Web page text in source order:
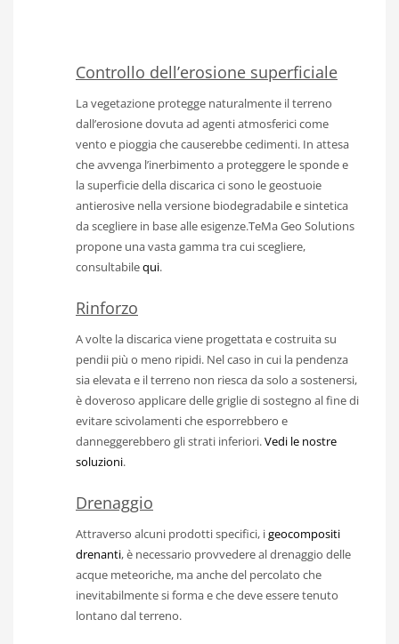
Controllo dell’erosione superficiale
La vegetazione protegge naturalmente il terreno
dall’erosione dovuta ad agenti atmosferici come
vento e pioggia che causerebbe cedimenti. In attesa
che avvenga l’inerbimento a proteggere le sponde e
la superficie della discarica ci sono le geostuoie
antierosive nella versione biodegradabile e sintetica
da scegliere in base alle esigenze.TeMa Geo Solutions
propone una vasta gamma tra cui scegliere,
consultabilequi.
Rinforzo
A volte la discarica viene progettata e costruita su
pendii più o meno ripidi. Nel caso in cui la pendenza
sia elevata e il terreno non riesca da solo a sostenersi,
è doveroso applicare delle griglie di sostegno al fine di
evitare scivolamenti che esporrebbero e
danneggerebbero gli strati inferiori.Vedi le nostre
soluzioni.
Drenaggio
Attraverso alcuni prodotti specifici, igeocompositi
drenanti, è necessario provvedere al drenaggio delle
acque meteoriche, ma anche del percolato che
inevitabilmente si forma e che deve essere tenuto
lontano dal terreno.